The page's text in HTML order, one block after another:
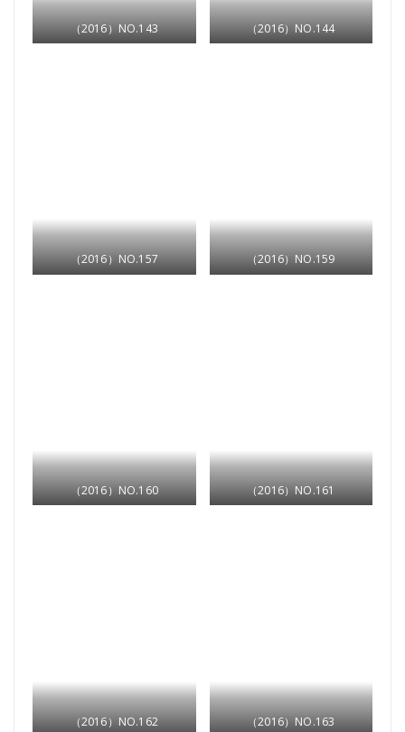
（2016）NO.143 （2016）NO.144
（2016）NO.157 （2016）NO.159
（2016）NO.160 （2016）NO.161
（2016）NO.162 （2016）NO.163